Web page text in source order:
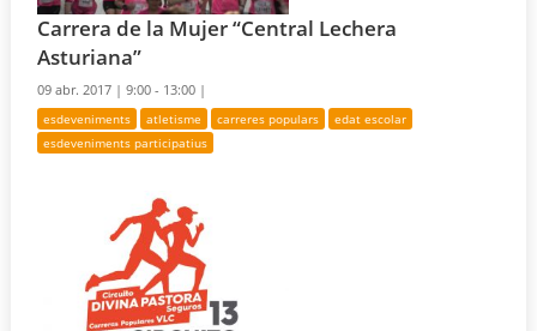
Carrera de la Mujer “Central Lechera
Asturiana”
09 abr. 2017 |9:00 - 13:00 |
esdeveniments atletisme carreres populars
edat escolar
esdeveniments participatius